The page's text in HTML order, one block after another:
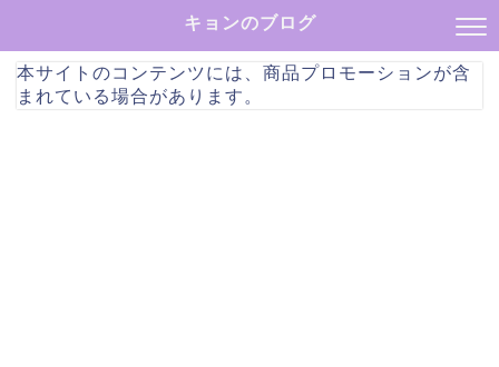
キョンのブログ
本サイトのコンテンツには、商品プロモーションが含
まれている場合があります。